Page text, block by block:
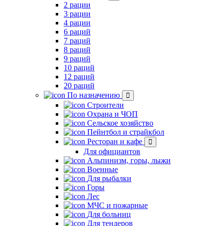
2 рации
3 рации
4 рации
6 раций
7 раций
8 раций
9 раций
10 раций
12 раций
20 раций
По назначению
Строители
Охрана и ЧОП
Сельское хозяйство
Пейнтбол и страйкбол
Ресторан и кафе
Для официантов
Альпинизм, горы, лыжи
Военные
Для рыбалки
Горы
Лес
МЧС и пожарные
Для больниц
Для тендеров